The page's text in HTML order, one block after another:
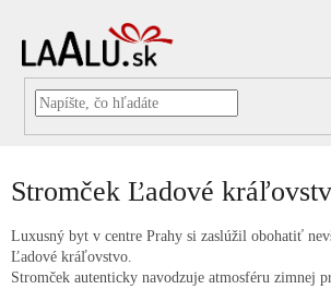
Stromček Ľadové
Luxusný byt v centre Prahy si zaslúžil obohatiť
Ľadové kráľovstvo.
Stromček autenticky navodzuje atmosféru zimnej